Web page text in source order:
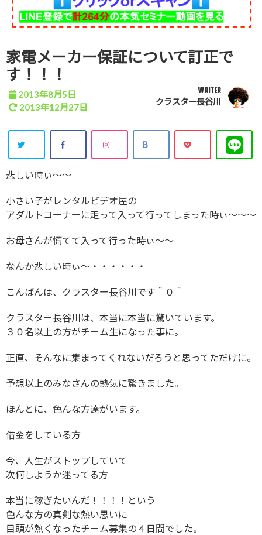
家電メーカー保証について訂正で
す！！！
2013年8月5日
2013年12月27日
WRITER
クラスター長谷川
悲しい時ぃ～～
小さい子がレンタルビデオ屋の
アダルトコーナーに走って入って行ってしまった時ぃ～～～
お母さんが慌てて入って行った時ぃ～～
なんか悲しい時ぃ～・・・・・・
こんばんは、クラスター長谷川です＾０＾
クラスター長谷川は、本当に本当に驚いています。
３０名以上の方がチーム生になった事に。
正直、そんなに集まってくれないだろうと思ってただけに。
予想以上のみなさんの熱気に驚きました。
ほんとに、色んな方達がいます。
借金をしている方
今、人生がストップしていて
次何しようか迷ってる方
本当に稼ぎたいんだ！！！！という
色んな方の真剣な熱い思いに
目頭が熱くなったチーム募集の４日間でした。